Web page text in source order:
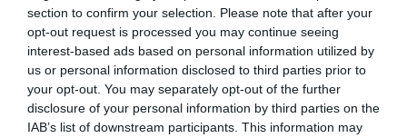
section to confirm your selection. Please note that after your
opt-out request is processed you may continue seeing
interest-based ads based on personal information utilized by
us or personal information disclosed to third parties prior to
your opt-out. You may separately opt-out of the further
disclosure of your personal information by third parties on the
IAB’s list of downstream participants. This information may